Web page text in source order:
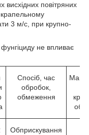
висхідних повітряних
крапельному
3 м/с, при крупно-
не впливає
Спосіб, час
обробок,
обмеження
Обприскування